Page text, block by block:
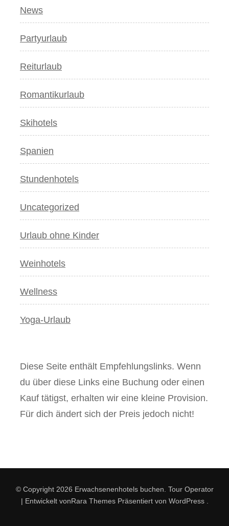
News
Partyurlaub
Reiturlaub
Romantikurlaub
Skihotels
Spanien
Stundenhotels
Uncategorized
Urlaub ohne Kinder
Weinhotels
Wellness
Yoga-Urlaub
Diese Seite enthält Empfehlungslinks. Wenn
du über diese Links eine Buchung oder einen
Kauf tätigst, erhalten wir eine kleine Provision.
Für dich ändert sich der Preis jedoch nicht!
© Copyright 2026 Erwachsenenhotels buchen Tour Operator
| Entwickelt vonRara ThemesPräsentiert von WordPress.